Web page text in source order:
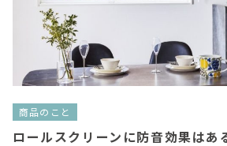
商品のこと
ロールスクリーンに防音効果はあ